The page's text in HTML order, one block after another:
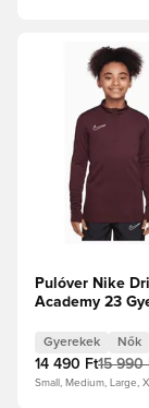
Megnyit egy
Pulóver Nike
Academy 23
Gyerekek Nők
14 490 Ft15 990
Small, Medium, Large,